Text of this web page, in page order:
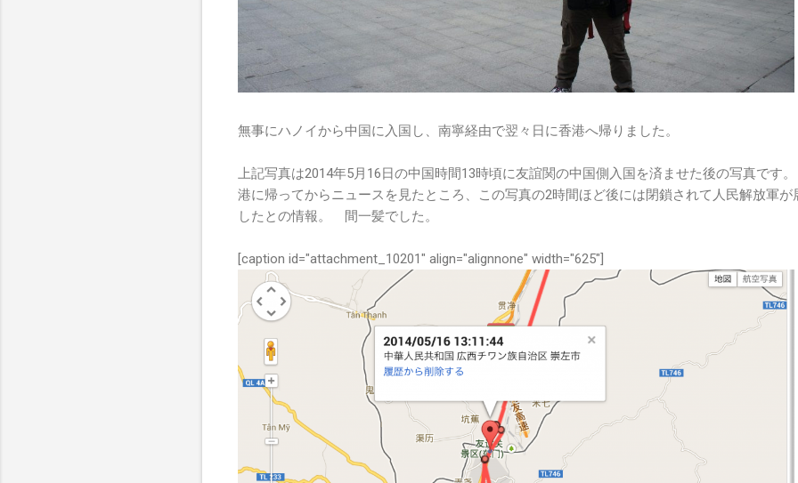
無事にハノイから中国に入国し、南寧経由で翌々日に香港へ帰りました。
上記写真は2014年5月16日の中国時間13時頃に友誼関の中国側入国を済ませた後の写真です
港に帰ってからニュースを見たところ、この写真の2時間ほど後には閉鎖されて人民解放軍が
したとの情報。 間一髪でした。
[caption id="attachment_10201" align="alignnone" width="625"]